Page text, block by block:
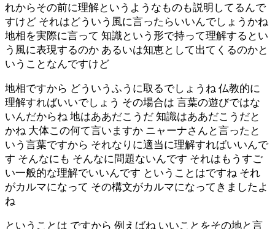
れからその前に理解というようなものも説明してるんで
すけど それはどういう風に言ったらいいんでしょうかね
地相を実際に言って 知識という形で持って理解するとい
う風に表現するのか あるいは知恵として出てくるのかと
いうことなんですけど
地相ですから どういうふうに取るでしょうね 仏教的に
理解すればいいでしょう その場合は 言葉の遊びではな
いんだからね 地はああだこうだ 知識はああだこうだと
かね 大体この何て言いますか ニャーナさんと言ったと
いう言葉ですから それなりに適当に理解すればいいんで
す そんなにも そんなに問題ないんです それはもうすご
い一般的な理解でいいんです ということはですね それ
がカルマになって その構文がカルマになってきましたよ
ね
ということは ですから 例えばね いいことをその地と言